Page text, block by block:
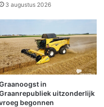
3 augustus 2026
in
uitzonderlijk
begonnen